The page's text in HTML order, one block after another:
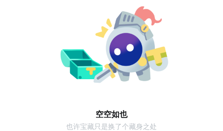
空空如也
也许宝藏只是换了个藏身之处